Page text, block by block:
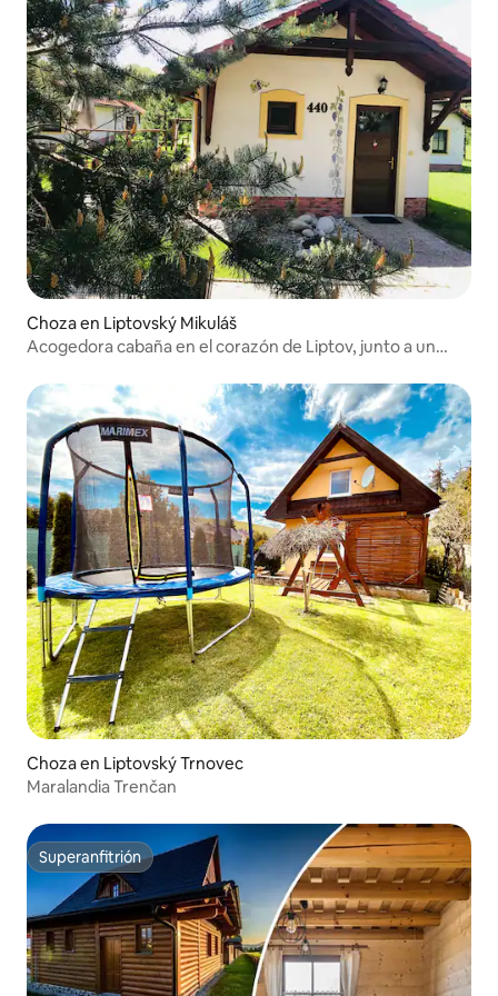
Choza en Liptovský Mikuláš
Acogedora cabaña en el corazón de Liptov, junto a un
Choza en Liptovský Trnovec
Maralandia Trenčan
Superanfitrión
Superanfitrión